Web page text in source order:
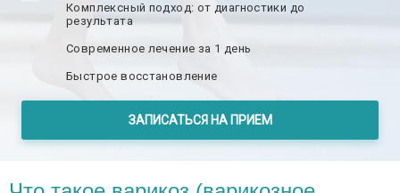
Комплексный подход: от диагностики до
результата
Современное лечение за 1 день
Быстрое восстановление
ЗАПИСАТЬСЯ НА ПРИЕМ